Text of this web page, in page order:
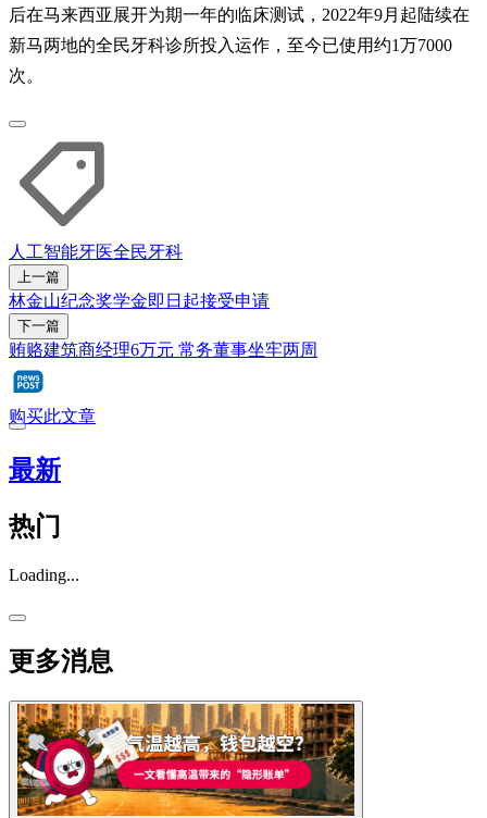
后在马来西亚展开为期一年的临床测试，2022年9月起陆续在
新马两地的全民牙科诊所投入运作，至今已使用约1万7000
次。
人工智能牙医全民牙科
上一篇
林金山纪念奖学金即日起接受申请
下一篇
贿赂建筑商经理6万元 常务董事坐牢两周
购买此文章
最新
热门
Loading...
更多消息